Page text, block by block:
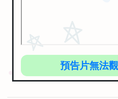
預告片無法